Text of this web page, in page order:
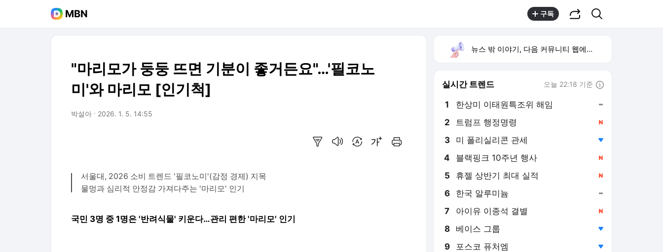
MBN 구독
"마리모가 둥둥 뜨면 기분이 좋거든요"…'필코노
미'와 마리모 [인기척]
박설아 2026. 1. 5. 14:55
서울대, 2026 소비 트렌드 '필코노미'(감정 경제) 지목
물멍과 심리적 안정감 가져다주는 '마리모' 인기
국민 3명 중 1명은 '반려식물' 키운다…관리 편한 '마리모' 인기
뉴스 밖 이야기, 다음 커뮤니티 웹에서 보기
실시간 트렌드 오늘 22:18 기준
1 한상미 이태원특조위 해임
2 트럼프 행정명령
3 미 폴리실리콘 관세
4 블랙핑크 10주년 행사
5 휴젤 상반기 최대 실적
6 한국 알루미늄
7 아이유 이종석 결별
8 베이스 그룹
9 포스코 퓨처엠